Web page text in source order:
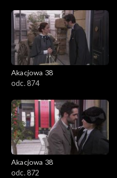
Akacjowa 38
odc. 874
Akacjowa 38
odc. 872